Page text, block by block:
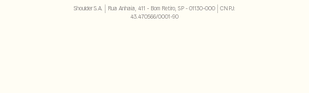
Shoulder S.A. | Rua Anhaia, 411 - Bom Retiro, SP - 01130-000 | CNPJ:
43.470566/0001-90